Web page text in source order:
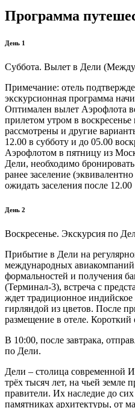
Программа
День 1
Суббота. Вылет в Дели
Примечание: отель
экскурсионная программа
Оптимален вылет Аэрофлота
прилетом утром в
рассмотрены и другие
12.00 в субботу и до 05.00
Аэрофлотом в пятницу из
Дели, необходимо
ранее заселение
ожидать заселения после 12.00
День 2
Воскресенье. Экскурсия по
Прибытие в Дели на
международных
формальностей и получения
(Терминал-3), встреча с
ждет традиционное индийское
гирляндой из цветов. После
размещение в отеле. Короткий
В 10:00, после завтрака,
по Дели.
Дели – столица современной
трёх тысяч лет, на чьей земле
правители. Их наследие до
памятниках архитектуры, от